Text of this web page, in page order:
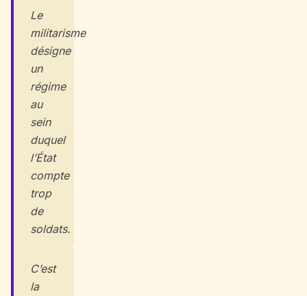
Le
militarisme
désigne
un
régime
au
sein
duquel
l’État
compte
trop
de
soldats.
C’est
la